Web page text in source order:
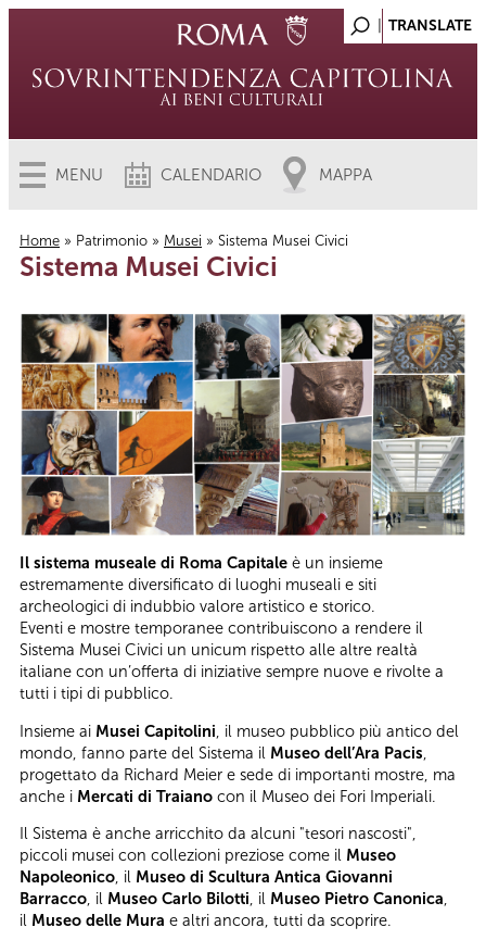
MENU CALENDARIO MAPPA
Tu sei qui
Home » Patrimonio » Musei » Sistema Musei Civici
Sistema Musei Civici
Il sistema museale di Roma Capitale è un insieme
estremamente diversificato di luoghi museali e siti
archeologici di indubbio valore artistico e storico.
Eventi e mostre temporanee contribuiscono a rendere il
Sistema Musei Civici un unicum rispetto alle altre realtà
italiane con un’offerta di iniziative sempre nuove e rivolte a
tutti i tipi di pubblico.
Insieme ai Musei Capitolini , il museo pubblico più antico del
mondo, fanno parte del Sistema il Museo dell’Ara Pacis
progettato da Richard Meier e sede di importanti mostre, ma
anche i Mercati di Traiano con il Museo dei Fori Imperiali.
Il Sistema è anche arricchito da alcuni "tesori nascosti",
piccoli musei con collezioni preziose come il Museo
Napoleonico, il Museo di Scultura Antica Giovanni
Barracco, il Museo Carlo Bilotti, il Museo Pietro Canonica,
il Museo delle Mura e altri ancora, tutti da scoprire.